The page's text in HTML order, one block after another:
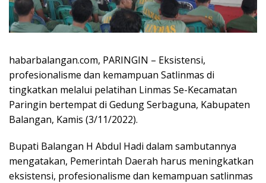
habarbalangan.com, PARINGIN – Eksistensi,
profesionalisme dan kemampuan Satlinmas di
tingkatkan melalui pelatihan Linmas Se-Kecamatan
Paringin bertempat di Gedung Serbaguna, Kabupaten
Balangan, Kamis (3/11/2022).
Bupati Balangan H Abdul Hadi dalam sambutannya
mengatakan, Pemerintah Daerah harus meningkatkan
eksistensi, profesionalisme dan kemampuan satlinmas